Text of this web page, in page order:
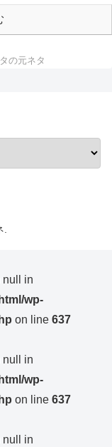
の元ネタ
null in
wp-
on line 637
null in
wp-
on line 637
null in